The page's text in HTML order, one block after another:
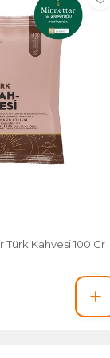
Kahvesi 100 Gr